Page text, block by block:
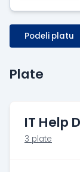
Podeli platu
Plate
IT Help
3 plate